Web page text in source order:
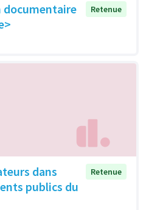
Retenue
dans
publics du
Retenue